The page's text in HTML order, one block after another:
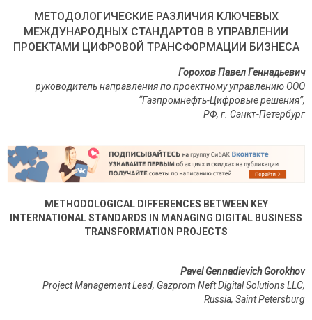
МЕТОДОЛОГИЧЕСКИЕ РАЗЛИЧИЯ КЛЮЧЕВЫХ
МЕЖДУНАРОДНЫХ СТАНДАРТОВ В УПРАВЛЕНИИ
ПРОЕКТАМИ ЦИФРОВОЙ ТРАНСФОРМАЦИИ БИЗНЕСА
Горохов Павел Геннадьевич
руководитель направления по проектному управлению ООО
“Газпромнефть-Цифровые решения”,
РФ, г. Санкт-Петербург
METHODOLOGICAL DIFFERENCES BETWEEN KEY
INTERNATIONAL STANDARDS IN MANAGING DIGITAL BUSINESS
TRANSFORMATION PROJECTS
Pavel Gennadievich Gorokhov
Project Management Lead, Gazprom Neft Digital Solutions LLC,
Russia, SaintPetersburg